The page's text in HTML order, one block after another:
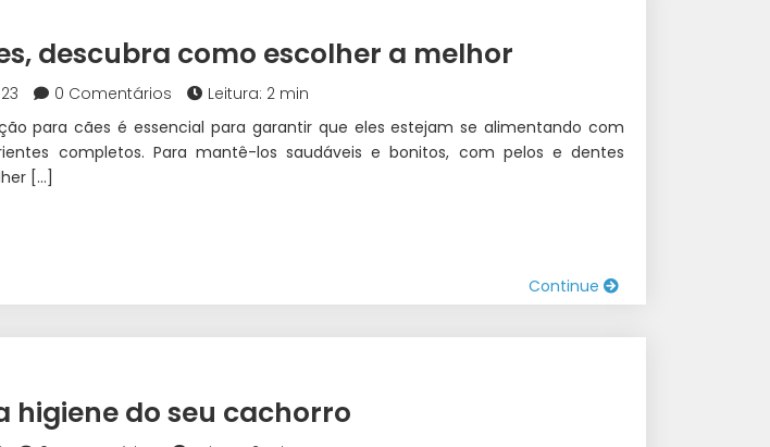
descubra como escolher a melhor
0 Comentários
Leitura: 2 min
para cães é essencial para garantir que eles estejam se alimentando com
completos. Para mantê-los saudáveis e bonitos, com pelos e dentes
[…]
Continue
higiene do seu cachorro